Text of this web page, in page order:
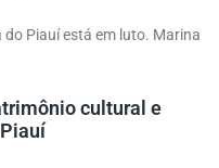
Piauí está em luto. Marina
cultural e